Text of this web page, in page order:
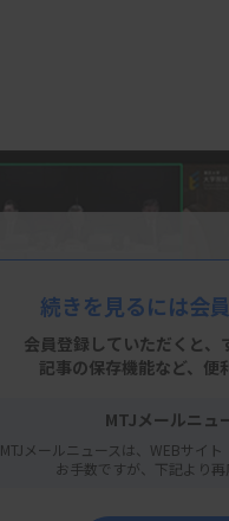
続きを見るには会
会員登録していただくと、
記事の保存機能など、便
MTJメールニュ
MTJメールニュースは、WEBサイト
お手数ですが、下記より再